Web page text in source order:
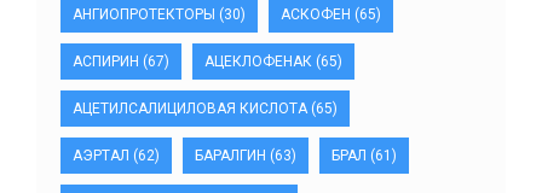
АНГИОПРОТЕКТОРЫ (30) АСКОФЕН (65)
АСПИРИН (67) АЦЕКЛОФЕНАК (65)
АЦЕТИЛСАЛИЦИЛОВАЯ КИСЛОТА(65)
АЭРТАЛ (62) БАРАЛГИН (63) БРАЛ (61)